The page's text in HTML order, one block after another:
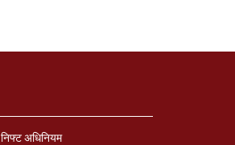
निफ्ट अधिनियम